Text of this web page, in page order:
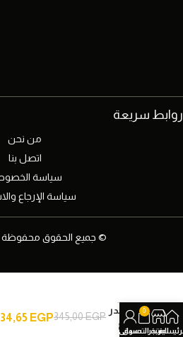
روابط سريعة
من نحن
اتصل بنا
سياسة
سياسة الإرجاع
© جميع الحقوق محفوظة
سلندر
فارغ
345,00EGP
EGP
المتجر
0
عربة التسوق
حسابي